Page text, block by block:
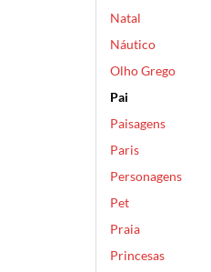
Natal
Náutico
Olho Grego
Pai
Paisagens
Paris
Personagens
Pet
Praia
Princesas